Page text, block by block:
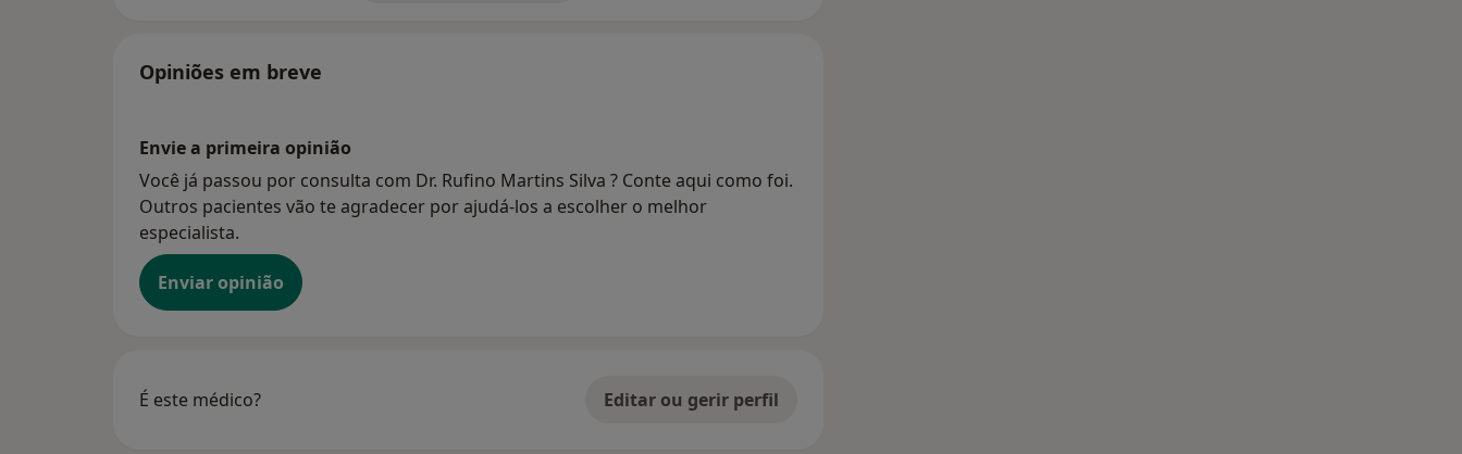
Opiniões em breve
Envie a primeira opinião
Você já passou por consulta com Dr. Rufino Martins Silva ? Conte aqui como foi.
Outros pacientes vão te agradecer por ajudá-los a escolher o melhor
especialista.
Enviar opinião
É este médico? Editar ou gerir perfil